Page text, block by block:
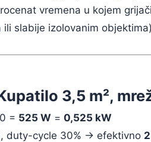
vremena u kojem
ili slabije izolovanim
3,5 m²,
= 525 W = 0,525 kW
duty-cycle 30% → efektivno